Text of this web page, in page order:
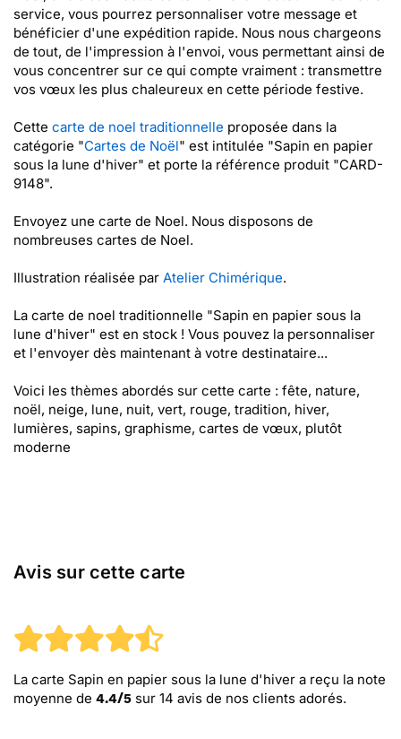
service, vous pourrez personnaliser votre message et
bénéficier d'une expédition rapide. Nous nous chargeons
de tout, de l'impression à l'envoi, vous permettant ainsi de
vous concentrer sur ce qui compte vraiment : transmettre
vos vœux les plus chaleureux en cette période festive.
Cette carte de noel traditionnelle proposée dans la
catégorie "Cartes de Noël" est intitulée "Sapin en papier
sous la lune d'hiver" et porte la référence produit "CARD-
9148".
Envoyez une carte de Noel. Nous disposons de
nombreuses cartes de Noel.
Illustration réalisée par Atelier Chimérique.
La carte de noel traditionnelle "Sapin en papier sous la
lune d'hiver" est en stock ! Vous pouvez la personnaliser
et l'envoyer dès maintenant à votre destinataire...
Voici les thèmes abordés sur cette carte : fête, nature,
noël, neige, lune, nuit, vert, rouge, tradition, hiver,
lumières, sapins, graphisme, cartes de vœux, plutôt
moderne
Avis sur cette carte
La carte Sapin en papier sous la lune d'hiver a reçu la note
moyenne de 4.4/5 sur 14 avis de nos clients adorés.